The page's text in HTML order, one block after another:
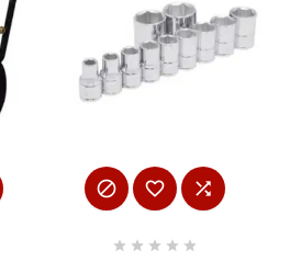
  
    